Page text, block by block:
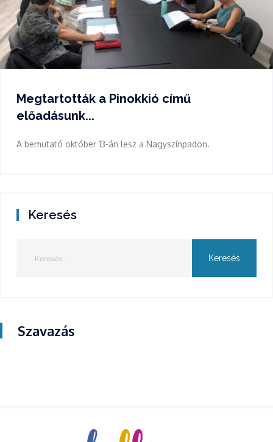
Megtartották a Pinokkió című
előadásunk...
A bemutató október 13-án lesz a Nagyszínpadon.
Keresés
Szavazás